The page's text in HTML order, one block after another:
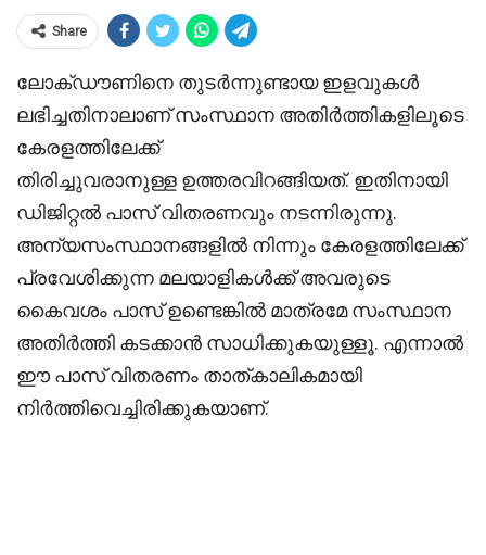
Share
ലോക്ഡൗണിനെ തുടർന്നുണ്ടായ ഇളവുകൾ
ലഭിച്ചതിനാലാണ് സംസ്ഥാന അതിർത്തികളിലൂടെ
കേരളത്തിലേക്ക്
തിരിച്ചുവരാനുള്ള ഉത്തരവിറങ്ങിയത്. ഇതിനായി
ഡിജിറ്റൽ പാസ് വിതരണവും നടന്നിരുന്നു.
അന്യസംസ്ഥാനങ്ങളിൽ നിന്നും കേരളത്തിലേക്ക്
പ്രവേശിക്കുന്ന മലയാളികൾക്ക് അവരുടെ
കൈവശം പാസ് ഉണ്ടെങ്കിൽ മാത്രമേ സംസ്ഥാന
അതിർത്തി കടക്കാൻ സാധിക്കുകയുള്ളൂ. എന്നാൽ
ഈ പാസ് വിതരണം താത്കാലികമായി
നിർത്തിവെച്ചിരിക്കുകയാണ്.